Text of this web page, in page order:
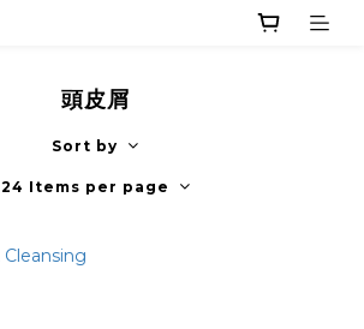
頭皮屑
Sort by
24 Items per page